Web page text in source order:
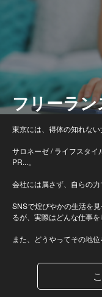
フリーラ
東京には、得体の知れない
サロネーゼ / ライフスタイ
PR...。
会社には属さず、自らの力
SNSで煌びやかの生活を
るが、実際はどんな仕事
また、どうやってその地